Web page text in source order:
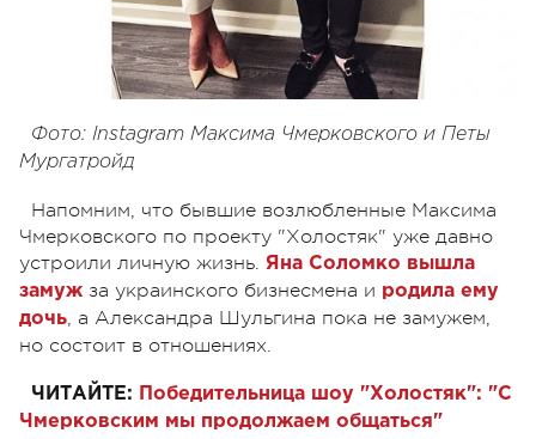
Фото: Instagram Максима Чмерковского и Петы
Мургатройд
Напомним, что бывшие возлюбленные Максима
Чмерковского по проекту "Холостяк" уже давно
устроили личную жизнь. Яна Соломко вышла
замуж за украинского бизнесмена и родила ему
дочь, а Александра Шульгина пока не замужем,
но состоит в отношениях.
ЧИТАЙТЕ:
Победительница шоу "Холостяк": "С
Чмерковским мы продолжаем общаться"